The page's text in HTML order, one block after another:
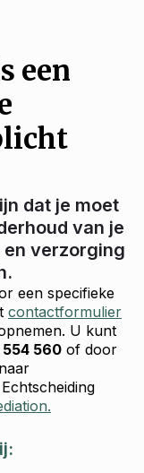
een
dat je moet
van je
verzorging
een specifieke
contactformulier
U kunt
554 560 of door